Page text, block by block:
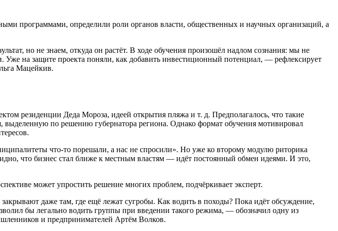
программами, определили роли органов власти, общественных и научных организаций, а
но не знаем, откуда он растёт. В ходе обучения произошёл надлом сознания: мы не
Уже на защите проекта поняли, как добавить инвестиционный потенциал, — рефлексирует
Мацейкив.
резиденции Деда Мороза, идеей открытия пляжа и т. д. Предполагалось, что такие
по решению губернатора региона. Однако формат обучения мотивировал
что-то порешали, а нас не спросили». Но уже ко второму модулю риторика
что бизнес стал ближе к местным властям — идёт постоянный обмен идеями. И это,
может упростить решение многих проблем, подчёркивает эксперт.
даже там, где ещё лежат сугробы. Как водить в походы? Пока идёт обсуждение,
бы легально водить группы при введении такого режима, — обозначил одну из
и предпринимателей Артём Волков.